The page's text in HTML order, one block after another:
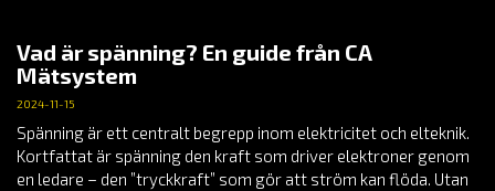
Vad är spänning? En guide från CA
Mätsystem
2024-11-15
Spänning är ett centralt begrepp inom elektricitet och elteknik.
Kortfattat är spänning den kraft som driver elektroner genom
en ledare – den ”tryckkraft” som gör att ström kan flöda. Utan